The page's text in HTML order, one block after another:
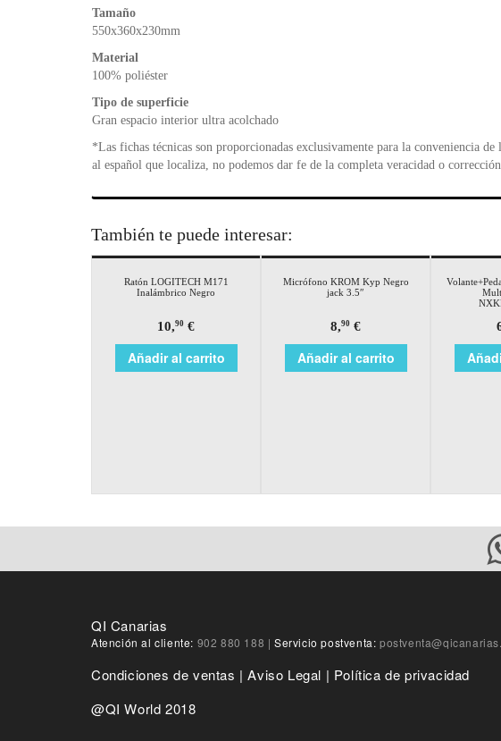
Tamaño
550x360x230mm
Material
100% poliéster
Tipo de superficie
Gran espacio interior ultra acolchado
*Las fichas técnicas son proporcionadas exclusivamente para la conveniencia
al español que localiza, no podemos dar fe de la completa veracidad o
También te puede interesar:
Ratón LOGITECH M171
Inalámbrico Negro
10,90 €
Añadir al carrito
Micrófono KROM Kyp Negro
jack 3.5″
8,90 €
Añadir al carrito
QI Canarias
Atención al cliente: 902 880 188 | Servicio postventa:
Condiciones de ventas |Aviso Legal | Política de privacidad
@QI World 2018